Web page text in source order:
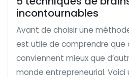
incontournables
Avant de choisir une
est utile de comprendre que
conviennent mieux que
monde entrepreneurial.